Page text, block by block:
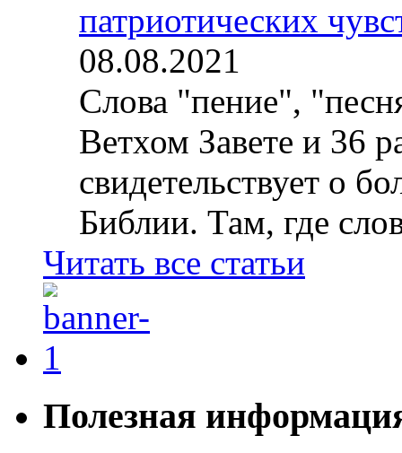
патриотических
08.08.2021
Слова "пение",
Ветхом Завете и 36
свидетельствует о
Библии. Там, где
Читать все статьи
Полезная